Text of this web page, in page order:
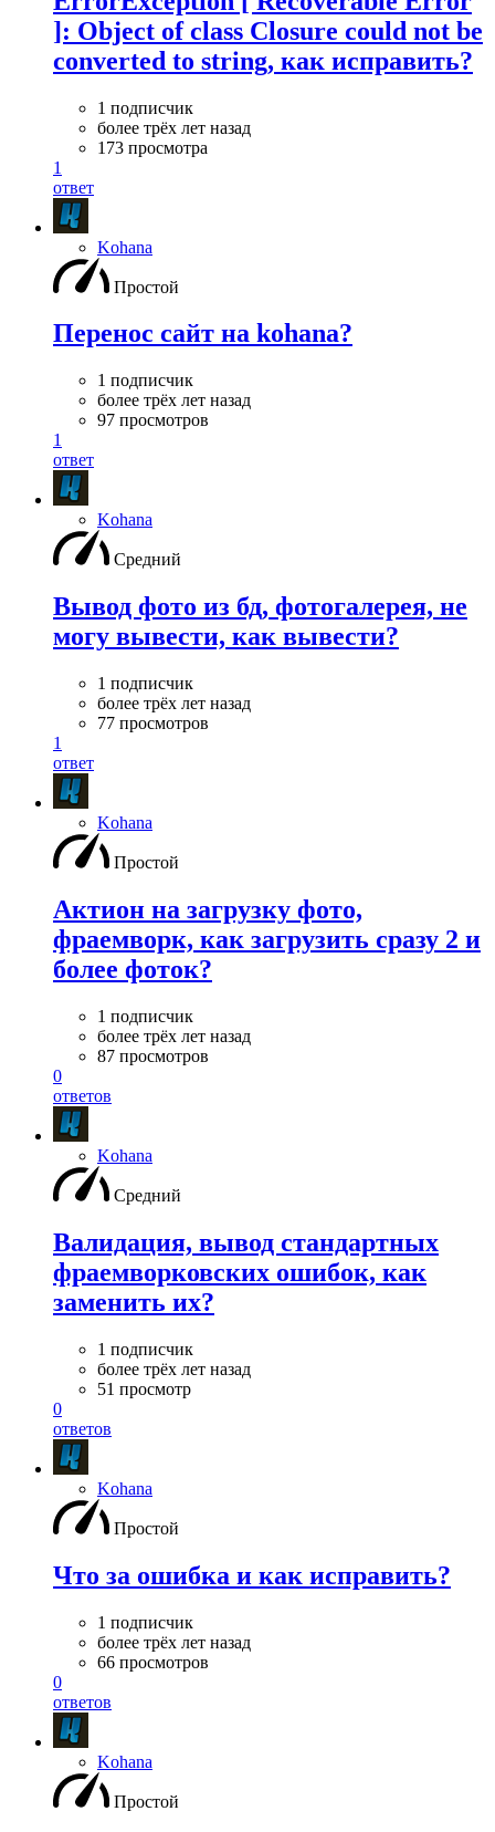
]: Object of class Closure could not be
converted to string, как исправить?
1 подписчик
более трёх лет назад
173 просмотра
1
ответ
Kohana
Простой
Перенос сайт на kohana?
1 подписчик
более трёх лет назад
97 просмотров
1
ответ
Kohana
Средний
Вывод фото из бд, фотогалерея, не
могу вывести, как вывести?
1 подписчик
более трёх лет назад
77 просмотров
1
ответ
Kohana
Простой
Актион на загрузку фото,
фраемворк, как загрузить сразу 2 и
более фоток?
1 подписчик
более трёх лет назад
87 просмотров
0
ответов
Kohana
Средний
Валидация, вывод стандартных
фраемворковских ошибок, как
заменить их?
1 подписчик
более трёх лет назад
51 просмотр
0
ответов
Kohana
Простой
Что за ошибка и как исправить?
1 подписчик
более трёх лет назад
66 просмотров
0
ответов
Kohana
Простой